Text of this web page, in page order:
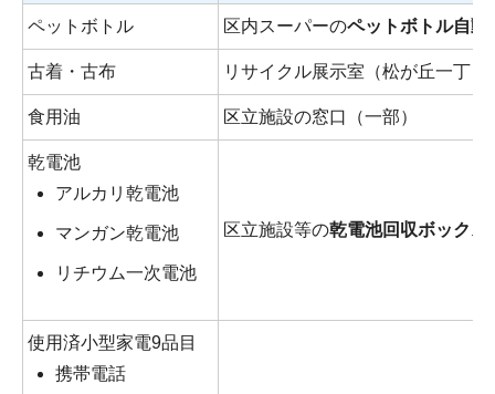
ペットボトル 区内スーパーのペットボトル自動
古着・古布 リサイクル展示室（松が丘一丁目
食用油 区立施設の窓口（一部）
乾電池
アルカリ乾電池
マンガン乾電池
リチウム一次電池
区立施設等の乾電池回収ボックス
使用済小型家電9品目
携帯電話